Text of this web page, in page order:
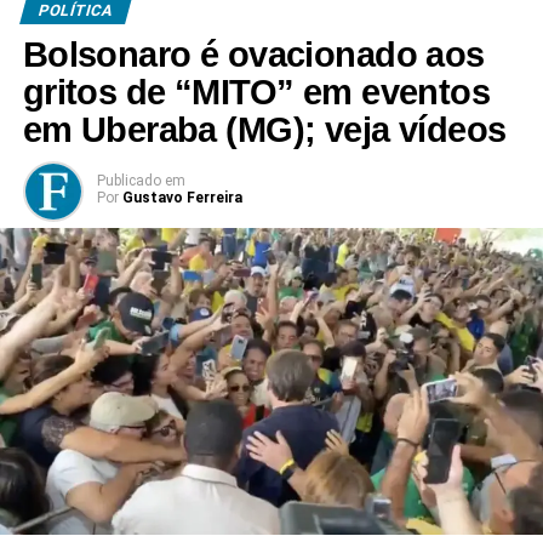
POLÍTICA
Bolsonaro é ovacionado aos
gritos de “MITO” em eventos
em Uberaba (MG); veja vídeos
Publicado em
Por Gustavo Ferreira